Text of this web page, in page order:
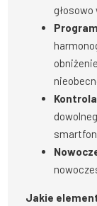
Jakie